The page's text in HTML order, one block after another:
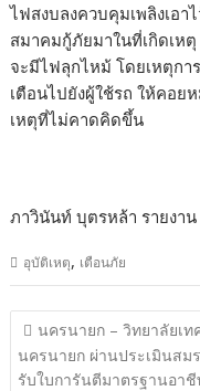
ไฟสงบลงควบคุมเพลิงเอา
สมาคมกู้ภัยมาในที่เกิดเห
จะมีไฟลุกไหม้ โดยเหตุกา
เตือนไปยังผู้ใช้รถ ให้คอย
เหตุที่ไม่คาดคิดขึ้น
ภาวินั​นท์ บุตร​หล้า​ รายงาน
อุบัติเหตุ, เตือนภัย
แนะแนว
เรื่อง
นครนายก – วิทยาลัยเท
นครนายก ผ่านประเมินสม
รับใบการันตีมาตรฐานอา